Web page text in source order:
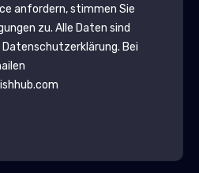
anfordern, stimmen Sie
zu. Alle Daten sind
Datenschutzerklärung. Bei